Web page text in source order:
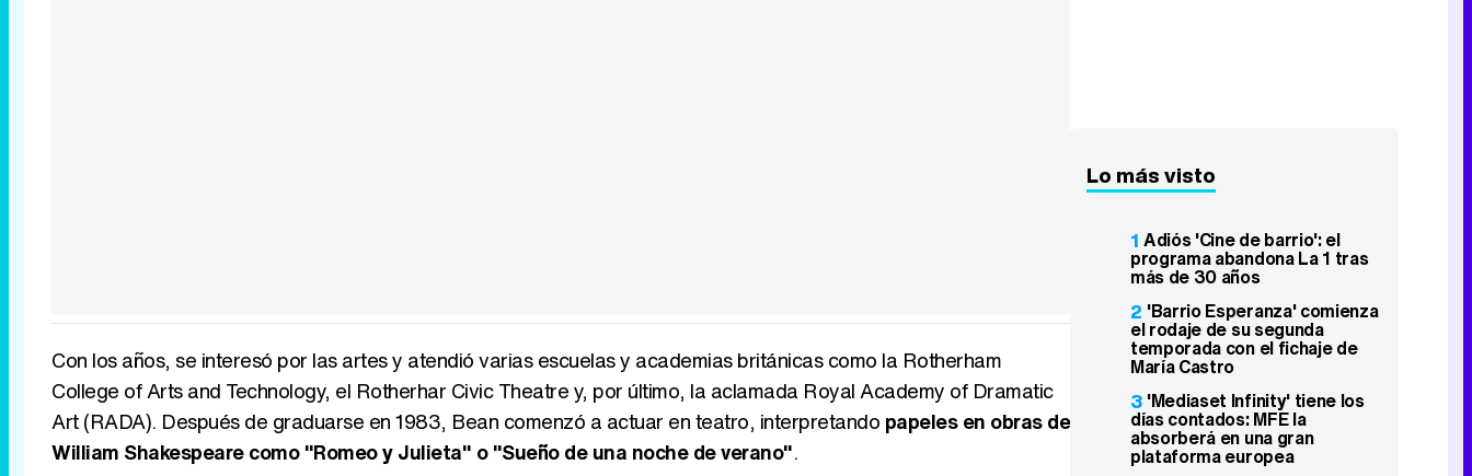
Con los años, se interesó por las artes y atendió varias escuelas y academias británicas como la Rotherham
College of Arts and Technology, el Rotherhar Civic Theatre y, por último, la aclamada Royal Academy of Dramatic
Art (RADA). Después de graduarse en 1983, Bean comenzó a actuar en teatro, interpretando papeles en obras de
William Shakespeare como "Romeo y Julieta" o "Sueño de una noche de verano".
Lo más visto
1 Adiós 'Cine de barrio': el
programa abandona La 1 tras
más de 30 años
2 'Barrio Esperanza' comienza
el rodaje de su segunda
temporada con el fichaje de
María Castro
3 'Mediaset Infinity' tiene los
días contados: MFE la
absorberá en una gran
plataforma europea